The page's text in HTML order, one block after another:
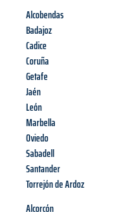
Alcobendas
Badajoz
Cadice
Coruña
Getafe
Jaén
León
Marbella
Oviedo
Sabadell
Santander
Torrejón de Ardoz
Alcorcón